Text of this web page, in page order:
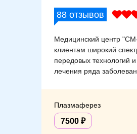
88 отзывов
Медицинский центр
клиентам широкий
передовых технологий
лечения ряда
Плазмаферез
7500